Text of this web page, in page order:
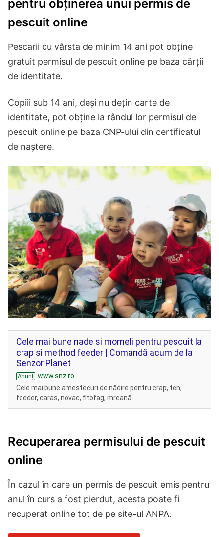
pentru obținerea unui permis de
pescuit online
Pescarii cu vârsta de minim 14 ani pot obține
gratuit permisul de pescuit online pe baza cărții
de identitate.
Copiii sub 14 ani, deși nu dețin carte de
identitate, pot obține la rândul lor permisul de
pescuit online pe baza CNP-ului din certificatul
de naștere.
Cele mai bune nade si momeli pentru pescuit la
crap si method feeder | Comandă acum de la
Senzor Planet
Anunț www.snz.ro
Cele mai bune amestecuri de nădire pentru crap, ten,
feeder, caras, novac, fitofag, mreană
Recuperarea permisului de pescuit
online
În cazul în care un permis de pescuit emis pentru
anul în curs a fost pierdut, acesta poate fi
recuperat online tot de pe site-ul ANPA.